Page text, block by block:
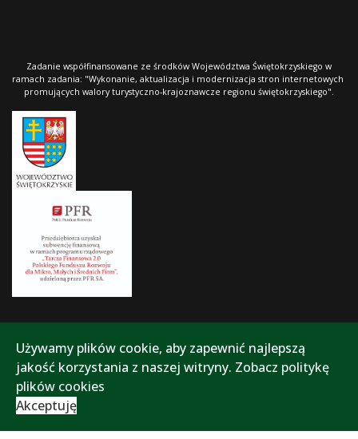
Zadanie współfinansowane ze środków Województwa Świętokrzyskiego w
ramach zadania: "Wykonanie, aktualizacja i modernizacja stron internetowych
promujących walory turystyczno-krajoznawcze regionu świętokrzyskiego".
Polityka prywatności
Używamy plików cookie, aby zapewnić najlepszą
jakość korzystania z naszej witryny. Zobacz politykę
plików cookies
Akceptuję